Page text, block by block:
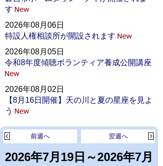
す
2026年08月06日
特設人権相談所が開設されます
2026年08月05日
令和8年度傾聴ボランティア養成公開講座
2026年08月02日
【8月16日開催】天の川と夏の星座を見よ
う
2026年7月19日～2026年7月
翌週へ
前週へ